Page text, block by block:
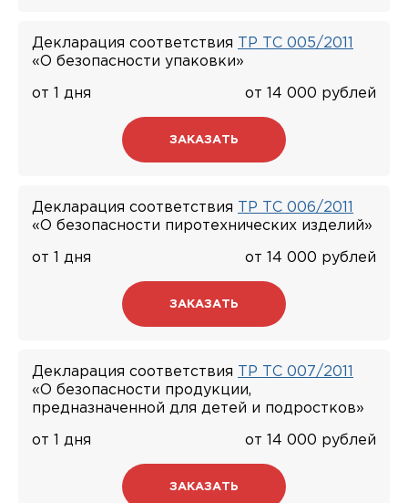
Декларация соответствия
ТР ТС 005/2011
«О безопасности упаковки»
от 1 дня от 14 000 рублей
ЗАКАЗАТЬ
Декларация соответствия
ТР ТС 006/2011
«О безопасности пиротехнических изделий»
от 1 дня от 14 000 рублей
ЗАКАЗАТЬ
Декларация соответствия
ТР ТС 007/2011
«О безопасности продукции,
предназначенной для детей и подростков»
от 1 дня от 14 000 рублей
ЗАКАЗАТЬ